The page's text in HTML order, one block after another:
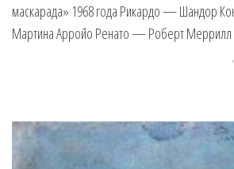
маскарада» 1968 года Рикардо — Шандор
Мартина Арройо Ренато — Роберт